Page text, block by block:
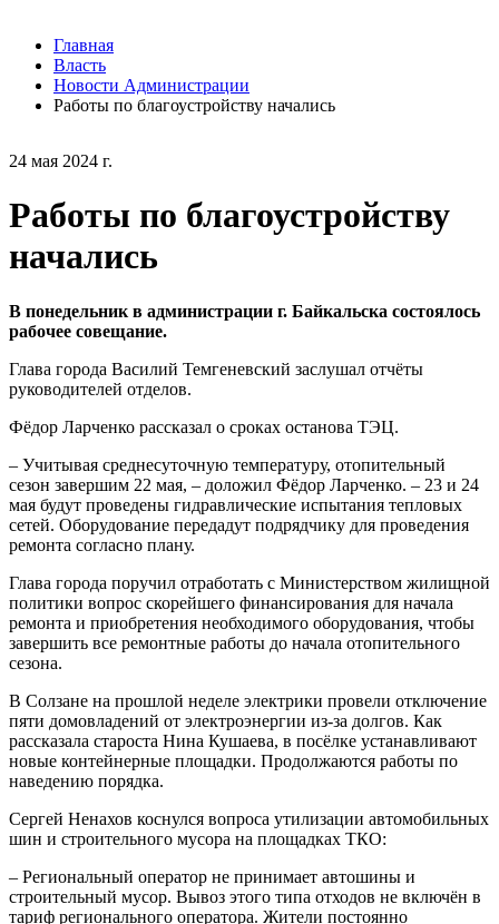
24 мая 2024 г.
Работы по благоустройству
начались
В понедельник в администрации г. Байкальска состоялось
рабочее совещание.
Глава города Василий Темгеневский заслушал отчёты
руководителей отделов.
Фёдор Ларченко рассказал о сроках останова ТЭЦ.
– Учитывая среднесуточную температуру, отопительный
сезон завершим 22 мая, – доложил Фёдор Ларченко. – 23 и 24
мая будут проведены гидравлические испытания тепловых
сетей. Оборудование передадут подрядчику для проведения
ремонта согласно плану.
Глава города поручил отработать с Министерством жилищной
политики вопрос скорейшего финансирования для начала
ремонта и приобретения необходимого оборудования, чтобы
завершить все ремонтные работы до начала отопительного
сезона.
В Солзане на прошлой неделе электрики провели отключение
пяти домовладений от электроэнергии из-за долгов. Как
рассказала староста Нина Кушаева, в посёлке устанавливают
новые контейнерные площадки. Продолжаются работы по
наведению порядка.
Сергей Ненахов коснулся вопроса утилизации автомобильных
шин и строительного мусора на площадках ТКО:
– Региональный оператор не принимает автошины и
строительный мусор. Вывоз этого типа отходов не включён в
тариф регионального оператора. Жители постоянно
Главная
Власть
Новости Администрации
Работы по благоустройству начались